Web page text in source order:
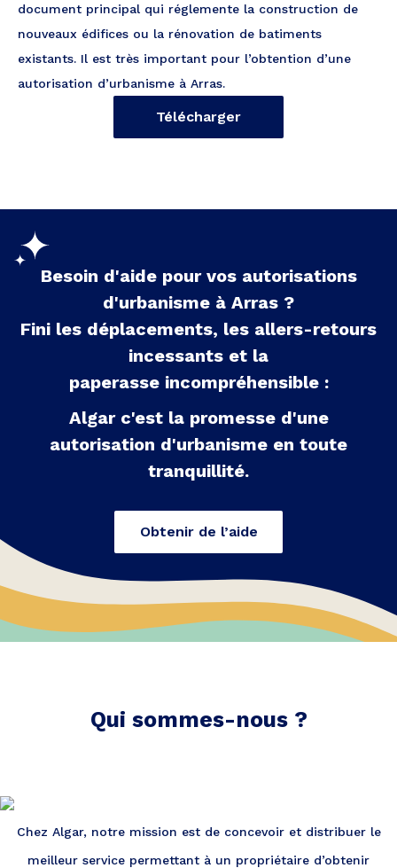
document principal qui réglemente la construction de
nouveaux édifices ou la rénovation de batiments
existants. Il est très important pour l’obtention d’une
autorisation d’urbanisme à Arras.
Télécharger
Besoin d'aide pour vos autorisations
d'urbanisme à Arras ?
Fini les déplacements, les allers-retours
incessants et la
paperasse incompréhensible :
Algar c'est la promesse d'une
autorisation d'urbanisme en toute
tranquillité.
Obtenir de l’aide
Qui sommes-nous ?
Chez Algar, notre mission est de concevoir et distribuer le
meilleur service permettant à un propriétaire d’obtenir